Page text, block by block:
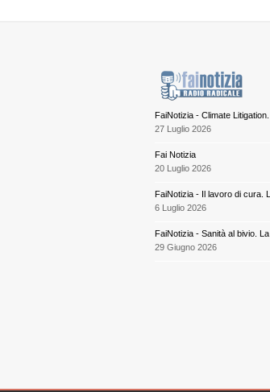
FaiNotizia - Climate
27 Luglio 2026
Fai Notizia
20 Luglio 2026
FaiNotizia - Il lavoro di cura.
6 Luglio 2026
FaiNotizia - Sanità al bivio.
29 Giugno 2026